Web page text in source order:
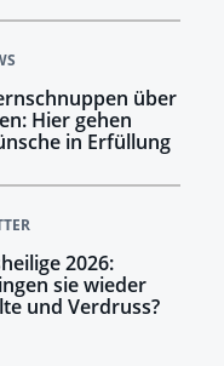
über
Hier gehen
in Erfüllung
2026:
sie wieder
und Verdruss?